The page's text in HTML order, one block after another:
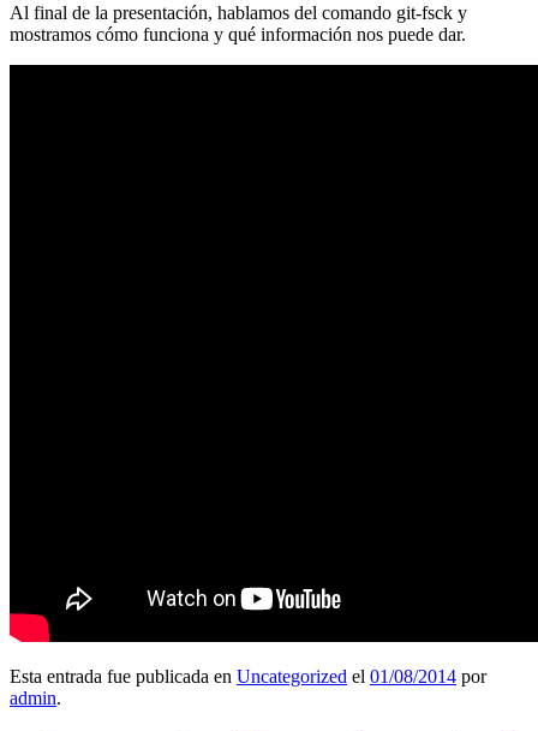
Al final de la presentación, hablamos del comando git-fsck y
mostramos cómo funciona y qué información nos puede dar.
Esta entrada fue publicada en Uncategorized el 01/08/2014 por
admin.